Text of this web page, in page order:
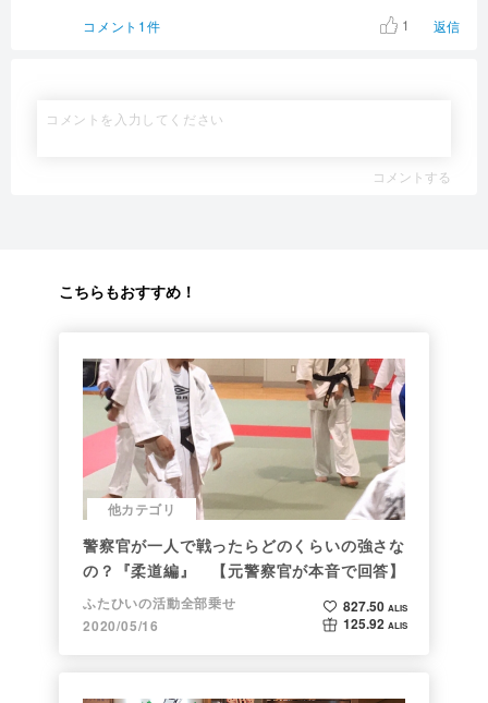
コメント1件
1 返信
コメントする
こちらもおすすめ！
他カテゴリ
警察官が一人で戦ったらどのくらいの強さな
の？『柔道編』 【元警察官が本音で回答】
ふたひいの活動全部乗せ
2020/05/16
827.50 ALIS
125.92 ALIS